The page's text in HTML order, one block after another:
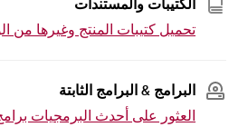
ألكتيبات والمستندات
تحميل كتيبات المنتج وغيرها من
البرامج & البرامج الثابتة